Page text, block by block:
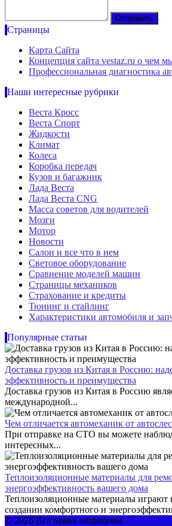
Страницы
Карта Сайта
Концепция сайта vestaz.ru о чем
Профессиональная диагностика
Наши интересные рубрики
Веста Кросс
Веста Спорт
Жидкости
Климат
Колеса
Коробка передач
Кузов и багажник
Лада Веста
Лада Веста CNG
Масса советов для водителей
Мозги
Мотор
Новости
Салон и все что в нем
Световое оборудование
Сравнение моделей машин
Страницы механиков
Страхование и кредиты
Тюнинг и стайлинг
Характеристики автомобиля и
Популярные статьи
Доставка грузов из Китая в Россию:
эффективность и преимущества
Доставка грузов из Китая в Россию
международной...
Чем отличается автомеханик от
При отправке на СТО вы можете
интересных...
Теплоизоляционные материалы для
энергоэффективность вашего дома
Теплоизоляционные материалы играют
создании комфортного и
© 2026 Все права защищены.